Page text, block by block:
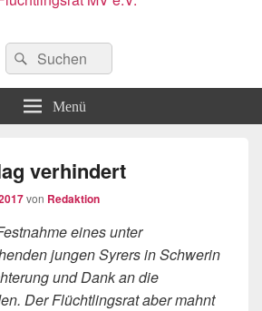
MV e.V.
Suchen
nach:
Suchen
Menü
verhindert
von Redaktion
eines unter
jungen Syrers in Schwerin
und Dank an die
Der Flüchtlingsrat aber mahnt